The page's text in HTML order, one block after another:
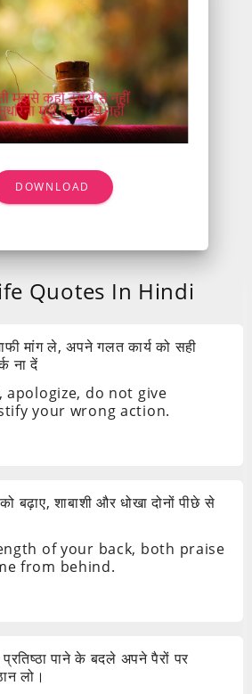
DOWNLOAD
Quotes In Hindi
मांग ले, अपने गलत कार्य को सही
ना दें
apologize, do not give
your wrong action.
बढ़ाए, शाबाशी और धोखा दोनों पीछे से
of your back, both praise
from behind.
पाने के बदले अपने पैरों पर
लो।